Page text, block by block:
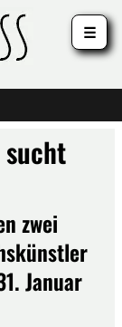
zwei
Januar
☰